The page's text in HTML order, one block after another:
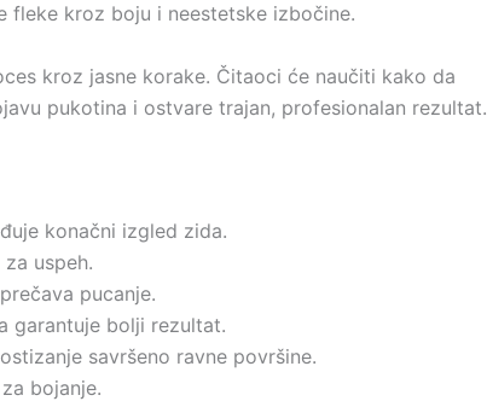
fleke kroz boju i neestetske izbočine.
kroz jasne korake. Čitaoci će naučiti kako da
pukotina i ostvare trajan, profesionalan rezultat.
konačni izgled zida.
uspeh.
pucanje.
garantuje bolji rezultat.
savršeno ravne površine.
bojanje.